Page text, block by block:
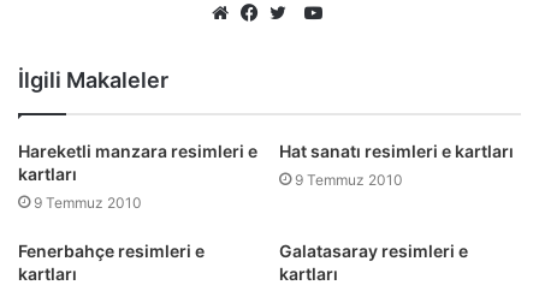
YouTube
İlgili Makaleler
Hareketli manzara resimleri e
kartları
9 Temmuz 2010
Hat sanatı resimleri e kartları
9 Temmuz 2010
Fenerbahçe resimleri e
kartları
Galatasaray resimleri e
kartları